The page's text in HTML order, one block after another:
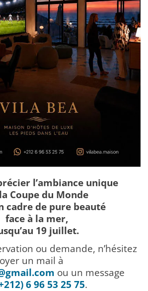
l’ambiance unique
Coupe du Monde
cadre de pure beauté
face à la mer,
19 juillet.
ou demande, n’hésitez
un mail à
ou un message
6 96 53 25 75.